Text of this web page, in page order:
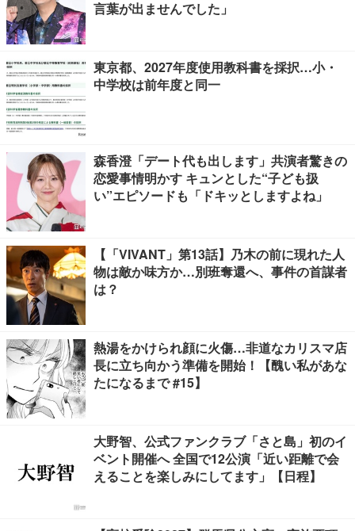
言葉が出ませんでした」
東京都、2027年度使用教科書を採択…小・
中学校は前年度と同一
森香澄「デート代も出します」共演者驚きの
恋愛事情明かす キュンとした“子ども扱
い”エピソードも「ドキッとしますよね」
【「VIVANT」第13話】乃木の前に現れた人
物は敵か味方か…別班奪還へ、事件の首謀者
は？
熱湯をかけられ顔に火傷…非道なカリスマ店
長に立ち向かう準備を開始！【醜い私があな
たになるまで #15】
大野智、公式ファンクラブ「さと島」初のイ
ベント開催へ 全国で12公演「近い距離で会
えることを楽しみにしてます」【日程】